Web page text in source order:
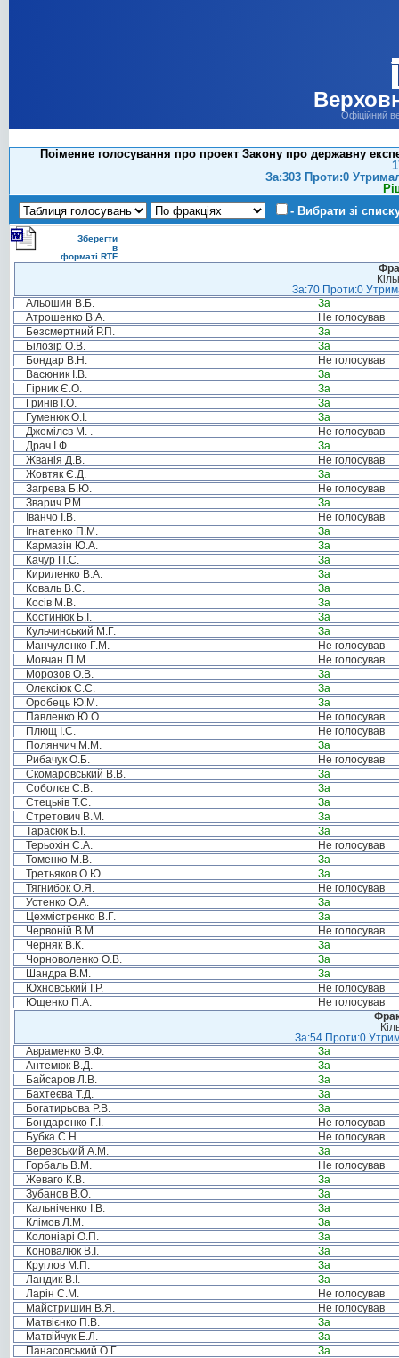
Офіційний
Поіменне голосування про проект Закону про державну
За:303 Проти:0
- Вибрати зі
Зберегти
в
форматі RTF
За:70 Проти:0
Альошин В.Б.
За
Атрошенко В.А.
Не голосував
Безсмертний Р.П.
За
Білозір О.В.
За
Бондар В.Н.
Не голосував
Васюник І.В.
За
Гірник Є.О.
За
Гринів І.О.
За
Гуменюк О.І.
За
Джемілєв М. .
Не голосував
Драч І.Ф.
За
Жванія Д.В.
Не голосував
Жовтяк Є.Д.
За
Загрева Б.Ю.
Не голосував
Зварич Р.М.
За
Іванчо І.В.
Не голосував
Ігнатенко П.М.
За
Кармазін Ю.А.
За
Качур П.С.
За
Кириленко В.А.
За
Коваль В.С.
За
Косів М.В.
За
Костинюк Б.І.
За
Кульчинський М.Г.
За
Манчуленко Г.М.
Не голосував
Мовчан П.М.
Не голосував
Морозов О.В.
За
Олексіюк С.С.
За
Оробець Ю.М.
За
Павленко Ю.О.
Не голосував
Плющ І.С.
Не голосував
Полянчич М.М.
За
Рибачук О.Б.
Не голосував
Скомаровський В.В.
За
Соболєв С.В.
За
Стецьків Т.С.
За
Стретович В.М.
За
Тарасюк Б.І.
За
Терьохін С.А.
Не голосував
Томенко М.В.
За
Третьяков О.Ю.
За
Тягнибок О.Я.
Не голосував
Устенко О.А.
За
Цехмістренко В.Г.
За
Червоній В.М.
Не голосував
Черняк В.К.
За
Чорноволенко О.В.
За
Шандра В.М.
За
Юхновський І.Р.
Не голосував
Ющенко П.А.
Не голосував
За:54 Проти:0
Авраменко В.Ф.
За
Антемюк В.Д.
За
Байсаров Л.В.
За
Бахтеєва Т.Д.
За
Богатирьова Р.В.
За
Бондаренко Г.І.
Не голосував
Бубка С.Н.
Не голосував
Веревський А.М.
За
Горбаль В.М.
Не голосував
Жеваго К.В.
За
Зубанов В.О.
За
Кальніченко І.В.
За
Клімов Л.М.
За
Колоніарі О.П.
За
Коновалюк В.І.
За
Круглов М.П.
За
Ландик В.І.
За
Ларін С.М.
Не голосував
Майстришин В.Я.
Не голосував
Матвієнко П.В.
За
Матвійчук Е.Л.
За
Панасовський О.Г.
За